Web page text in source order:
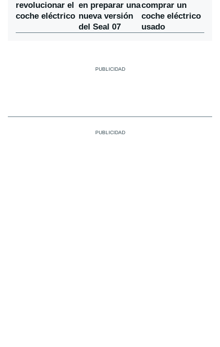
revolucionar el
coche eléctrico
en preparar una
nueva versión
del Seal 07
comprar un
coche eléctrico
usado